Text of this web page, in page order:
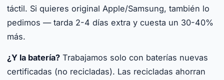
táctil. Si quieres original Apple/Samsung, también lo
pedimos — tarda 2-4 días extra y cuesta un 30-40%
más.
¿Y la batería? Trabajamos solo con baterías nuevas
certificadas (no recicladas). Las recicladas ahorran